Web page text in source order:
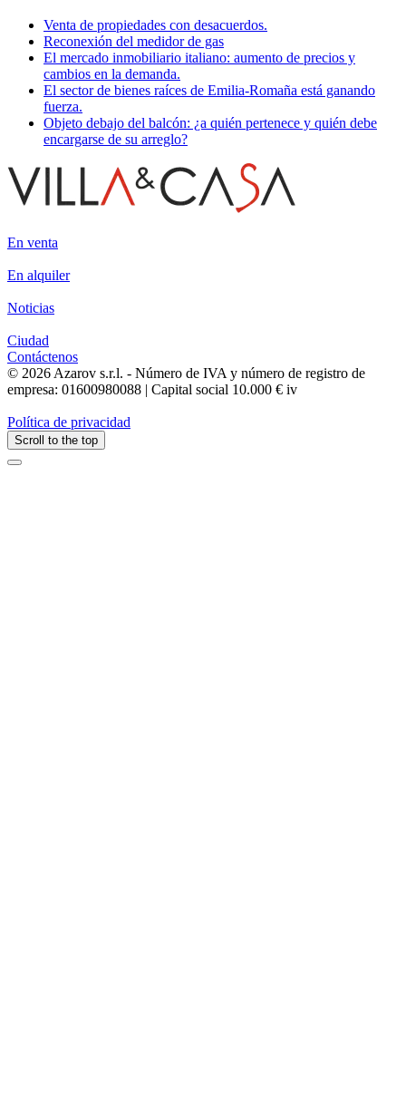
Venta de propiedades con desacuerdos.
Reconexión del medidor de gas
El mercado inmobiliario italiano: aumento de precios y
cambios en la demanda.
El sector de bienes raíces de Emilia-Romaña está ganando
fuerza.
Objeto debajo del balcón: ¿a quién pertenece y quién debe
encargarse de su arreglo?
En venta
En alquiler
Noticias
Ciudad
Contáctenos
© 2026 Azarov s.r.l. - Número de IVA y número de registro de
empresa: 01600980088 | Capital social 10.000 € iv
Política de privacidad
Scroll to the top